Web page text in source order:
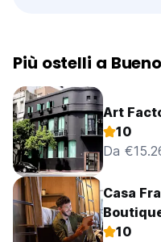
Più ostelli a
Art
10
Da
Casa
10